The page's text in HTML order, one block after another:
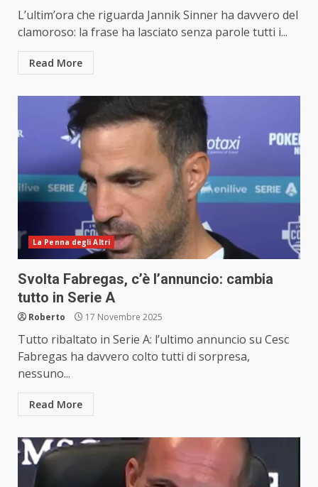
L’ultim’ora che riguarda Jannik Sinner ha davvero del
clamoroso: la frase ha lasciato senza parole tutti i...
Read More
La Penna degli Altri
Svolta Fabregas, c’è l’annuncio: cambia
tutto in Serie A
Roberto 17 Novembre 2025
Tutto ribaltato in Serie A: l’ultimo annuncio su Cesc
Fabregas ha davvero colto tutti di sorpresa,
nessuno...
Read More